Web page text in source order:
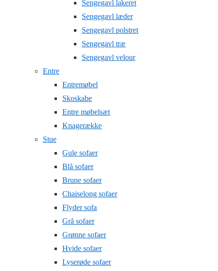
Sengegavl lakeret
Sengegavl læder
Sengegavl polstret
Sengegavl træ
Sengegavl velour
Entre
Entremøbel
Skoskabe
Entre møbelsæt
Knagerække
Stue
Gule sofaer
Blå sofaer
Brune sofaer
Chaiselong sofaer
Flyder sofa
Grå sofaer
Grønne sofaer
Hvide sofaer
Lyserøde sofaer